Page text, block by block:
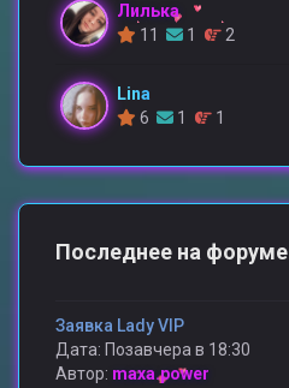
Лилька
11
1 2
Lina
6
1 1
Последнее на форуме
Заявка Lady VIP
Дата: Позавчера в 18:30
Автор: maxa.power